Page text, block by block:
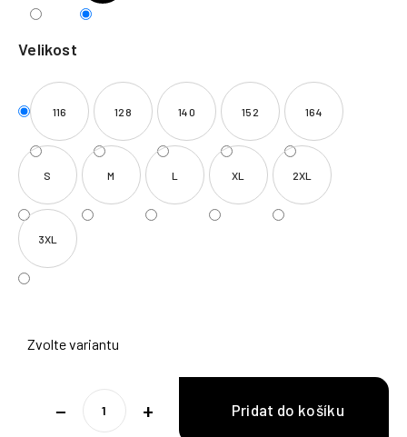
Velikost
116 128 140 152 164
S M L XL 2XL
3XL
Zvolte variantu
+
−